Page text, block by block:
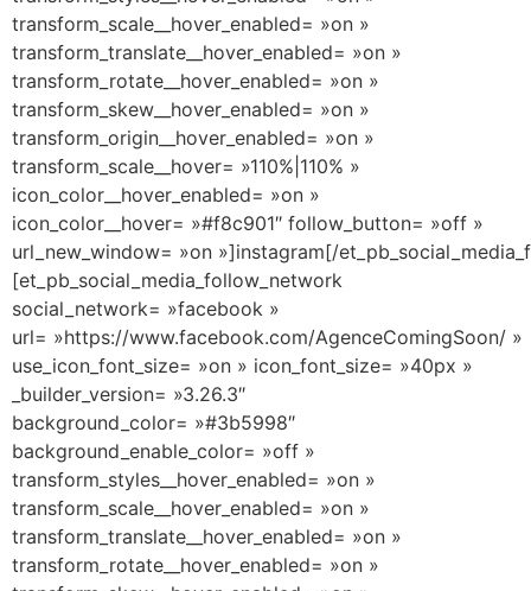
transform_scale__hover_enabled= »on »
transform_translate__hover_enabled= »on »
transform_rotate__hover_enabled= »on »
transform_skew__hover_enabled= »on »
transform_origin__hover_enabled= »on »
transform_scale__hover= »110%|110% »
icon_color__hover_enabled= »on »
icon_color__hover= »#f8c901″ follow_button= »off »
url_new_window= »on »]instagram[/
[et_pb_social_media_follow_network
social_network= »facebook »
url= »https://www.facebook.com/AgenceComingSoon/ »
use_icon_font_size= »on » icon_font_size= »40px »
_builder_version= »3.26.3″
background_color= »#3b5998″
background_enable_color= »off »
transform_styles__hover_enabled= »on »
transform_scale__hover_enabled= »on »
transform_translate__hover_enabled= »on »
transform_rotate__hover_enabled= »on »